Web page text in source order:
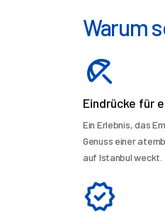
Warum
Eindrücke für
Ein Erlebnis, das
Genuss einer
auf Istanbul weckt.